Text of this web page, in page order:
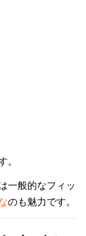
一般的なフィッ
のも魅力です。